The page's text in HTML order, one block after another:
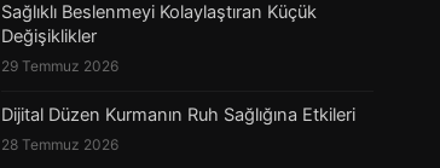
Sağlıklı Beslenmeyi Kolaylaştıran Küçük
Değişiklikler
29 Temmuz 2026
Dijital Düzen Kurmanın Ruh Sağlığına Etkileri
28 Temmuz 2026